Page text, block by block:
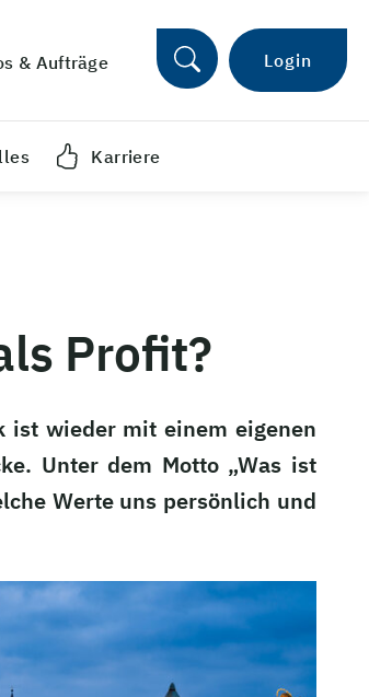
& Aufträge Login
Karriere
Profit?
ist wieder mit einem eigenen
Unter dem Motto „Was ist
Werte uns persönlich und